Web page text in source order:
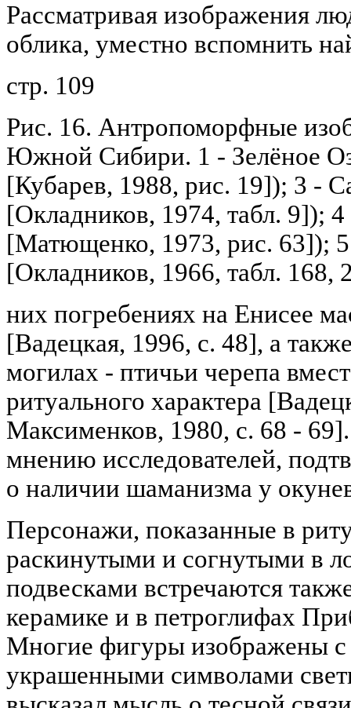
Рассматривая изображения
облика, уместно вспомнить
стр. 109
Рис. 16. Антропоморфные
Южной Сибири. 1 - Зелёное
[Кубарев, 1988, рис. 19]); 3 -
[Окладников, 1974, табл. 9]);
[Матющенко, 1973, рис. 63]);
[Окладников, 1966, табл. 168,
них погребениях на Енисее
[Вадецкая, 1996, с. 48], а
могилах - птичьи черепа
ритуального характера
Максименков, 1980, с. 68 -
мнению исследователей,
о наличии шаманизма у
Персонажи, показанные в
раскинутыми и согнутыми в
подвесками встречаются
керамике и в петроглифах
Многие фигуры изображены с
украшенными символами